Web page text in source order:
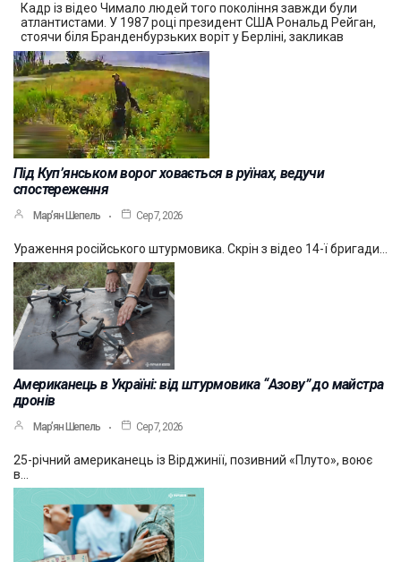
Кадр із відео Чимало людей того покоління завжди були
атлантистами. У 1987 році президент США Рональд Рейган,
стоячи біля Бранденбурзьких воріт у Берліні, закликав
Під Куп’янськом ворог ховається в руїнах, ведучи
спостереження
Мар’ян Шепель Сер 7, 2026
Ураження російського штурмовика. Скрін з відео 14-ї бригади…
Американець в Україні: від штурмовика “Азову” до майстра
дронів
Мар’ян Шепель Сер 7, 2026
25-річний американець із Вірджинії, позивний «Плуто», воює
в…